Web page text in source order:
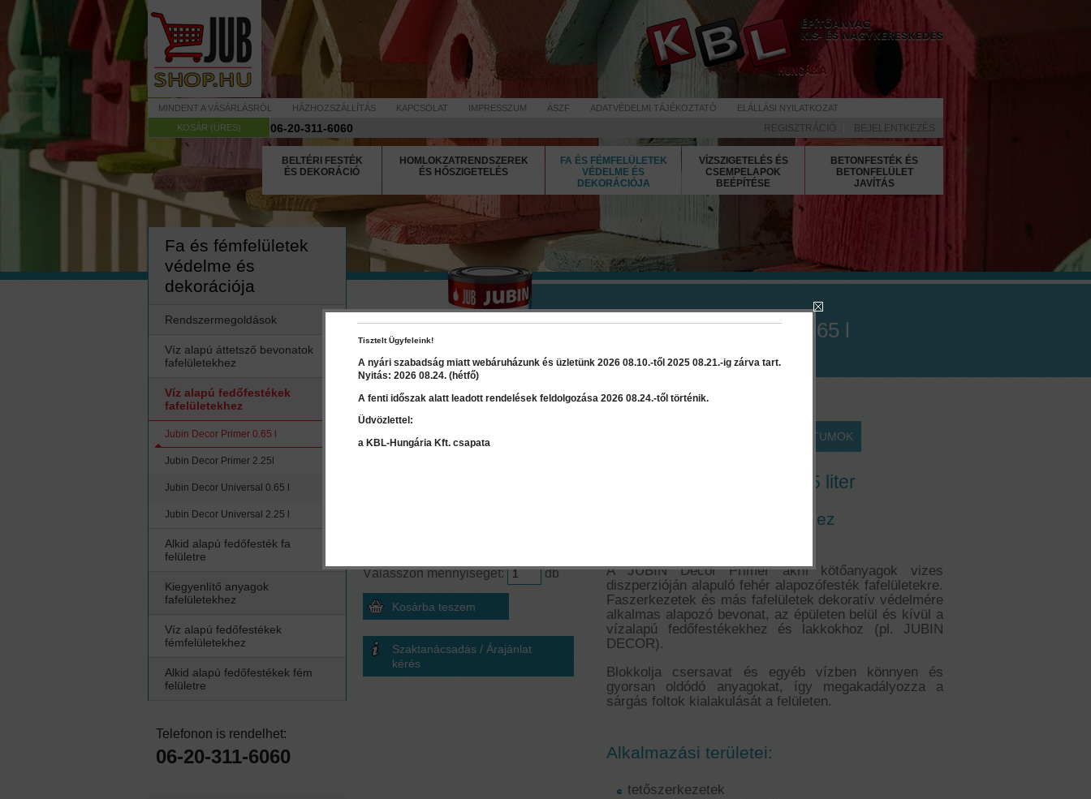
MINDENT A VÁSÁRLÁSRÓL HÁZHOZSZÁLLÍTÁS KAPCSOLAT IMPRESSZUM ÁSZF ADATVÉDELMI TÁJÉKOZTATÓ
ELÁLLÁSI NYILATKOZAT
KOSÁR (ÜRES)
06-20-311-6060 REGISZTRÁCIÓ BEJELENTKEZÉS
BELTÉRI FESTÉK
ÉS DEKORÁCIÓ
HOMLOKZATRENDSZEREK
ÉS HŐSZIGETELÉS
FA ÉS FÉMFELÜLETEK
VÉDELME ÉS
DEKORÁCIÓJA
VÍZSZIGETELÉS ÉS
CSEMPELAPOK
BEÉPÍTÉSE
BETONFESTÉK ÉS
BETONFELÜLET
JAVÍTÁS
Fa és fémfelületek
védelme és
dekorációja
Rendszermegoldások
Víz alapú áttetsző bevonatok
fafelületekhez
Víz alapú fedőfestékek
fafelületekhez
Jubin Decor Primer 0.65 l
Jubin Decor Primer 2.25l
Jubin Decor Universal 0.65 l
Jubin Decor Universal 2.25 l
Alkid alapú fedőfesték fa
felületre
Kiegyenlítő anyagok
fafelületekhez
Víz alapú fedőfestékek
fémfelületekhez
Alkid alapú fedőfestékek fém
felületre
Telefonon is rendelhet:
06-20-311-6060
Jubin Decor Primer 0.65 l
DOKUMENTUMOK
Jubin Decor Primer - 0,65 liter
Alapozó festék fafelületekhez
A JUBIN Decor Primer akril kötőanyagok vizes
diszperzióján alapuló fehér alapozófesték fafelületekre.
Faszerkezetek és más fafelületek dekoratív védelmére
alkalmas alapozó bevonat, az épületen belül és kívül a
vízalapú fedőfestékekhez és lakkokhoz (pl. JUBIN
DECOR).
Blokkolja csersavat és egyéb vízben könnyen és
gyorsan oldódó anyagokat, így megakadályozza a
sárgás foltok kialakulását a felületen.
Alkalmazási területei:
tetőszerkezetek
Válasszon mennyiséget: db
Szaktanácsadás / Árajánlat
kérés
Tisztelt Ügyfeleink!
A nyári szabadság miatt webáruházunk és üzletünk 2026 08.10.-től 2025 08.21.-ig zárva tart.
Nyitás: 2026 08.24. (hétfő)
A fenti időszak alatt leadott rendelések feldolgozása 2026 08.24.-től történik.
Üdvözlettel:
a KBL-Hungária Kft. csapata